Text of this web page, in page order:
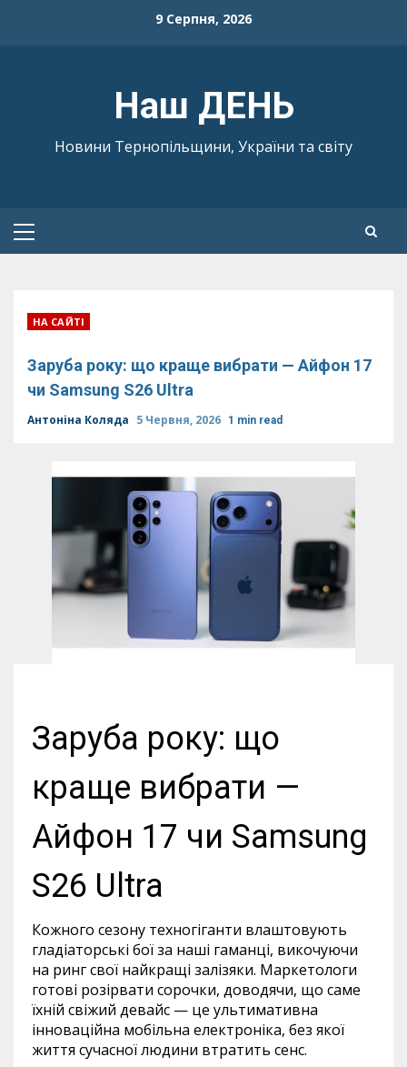
9 Серпня, 2026
Наш ДЕНЬ
Новини Тернопільщини, України та світу
Primary
НА САЙТІ
Заруба року: що краще вибрати — Айфон 17
чи Samsung S26 Ultra
Антоніна Коляда 5 Червня, 2026 1 min read
Заруба року: що
краще вибрати —
Айфон 17 чи Samsung
S26 Ultra
Кожного сезону техногіганти влаштовують
гладіаторські бої за наші гаманці, викочуючи
на ринг свої найкращі залізяки. Маркетологи
готові розірвати сорочки, доводячи, що саме
їхній свіжий девайс — це ультимативна
інноваційна мобільна електроніка, без якої
життя сучасної людини втратить сенс.